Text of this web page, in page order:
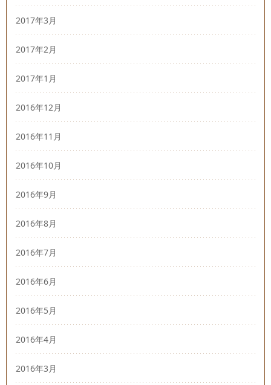
2017年3月
2017年2月
2017年1月
2016年12月
2016年11月
2016年10月
2016年9月
2016年8月
2016年7月
2016年6月
2016年5月
2016年4月
2016年3月